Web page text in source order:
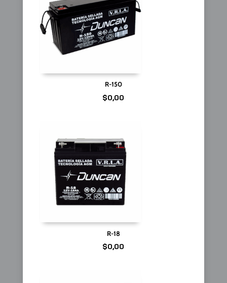
R-150
$0,00
R-18
$0,00